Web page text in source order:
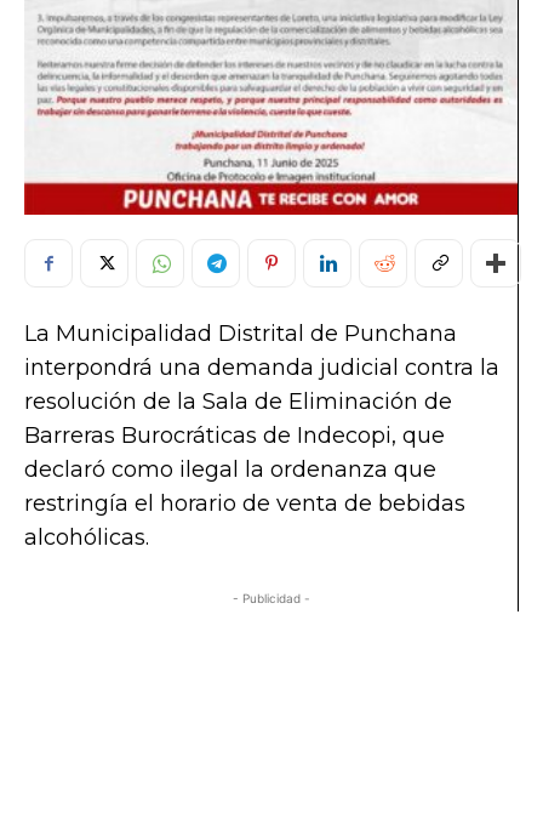
La Municipalidad Distrital de Punchana
interpondrá una demanda judicial contra la
resolución de la Sala de Eliminación de
Barreras Burocráticas de Indecopi, que
declaró como ilegal la ordenanza que
restringía el horario de venta de bebidas
alcohólicas.
- Publicidad -